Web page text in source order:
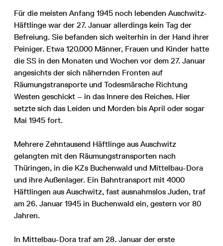
Für die meisten Anfang 1945 noch lebenden Auschwitz-
Häftlinge war der 27. Januar allerdings kein Tag der
Befreiung. Sie befanden sich weiterhin in der Hand ihrer
Peiniger. Etwa 120.000 Männer, Frauen und Kinder hatte
die SS in den Monaten und Wochen vor dem 27. Januar
angesichts der sich nähernden Fronten auf
Räumungstransporte und Todesmärsche Richtung
Westen geschickt – in das Innere des Reiches. Hier
setzte sich das Leiden und Morden bis April oder sogar
Mai 1945 fort.
Mehrere Zehntausend Häftlinge aus Auschwitz
gelangten mit den Räumungstransporten nach
Thüringen, in die KZs Buchenwald und Mittelbau-Dora
und ihre Außenlager. Ein Bahntransport mit 4000
Häftlingen aus Auschwitz, fast ausnahmslos Juden, traf
am 26. Januar 1945 in Buchenwald ein, gestern vor 80
Jahren.
In Mittelbau-Dora traf am 28. Januar der erste